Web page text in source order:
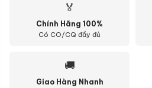
🏅
Chính Hãng 100%
Có CO/CQ đầy đủ
🚚
Giao Hàng Nhanh